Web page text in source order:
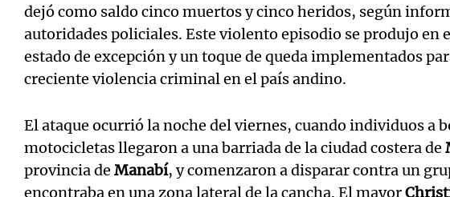
dejó como saldo cinco muertos y cinco heridos, según
autoridades policiales. Este violento episodio se produjo en
estado de excepción y un toque de queda implementados
creciente violencia criminal en el país andino.
El ataque ocurrió la noche del viernes, cuando individuos a
motocicletas llegaron a una barriada de la ciudad costera de
provincia de Manabí, y comenzaron a disparar contra un
encontraba en una zona lateral de la cancha. El mayor